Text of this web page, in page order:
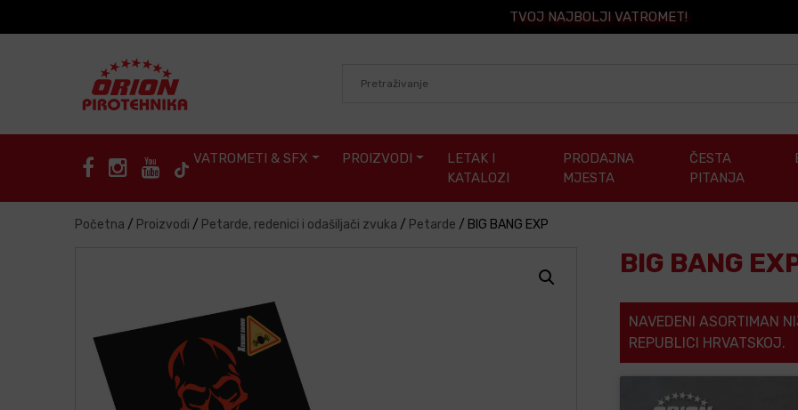
TVOJ NAJBOLJI VATROMET!
VATROMETI & SFX PROIZVODI
LETAK I
KATALOZI
PRODAJNA
MJESTA
ČESTA
PITANJA
Početna / Proizvodi / Petarde, redenici i odašiljači zvuka / Petarde / BIG BANG EXP
BIG BANG
NAVEDENI ASORTIMAN
REPUBLICI HRVATSKOJ.